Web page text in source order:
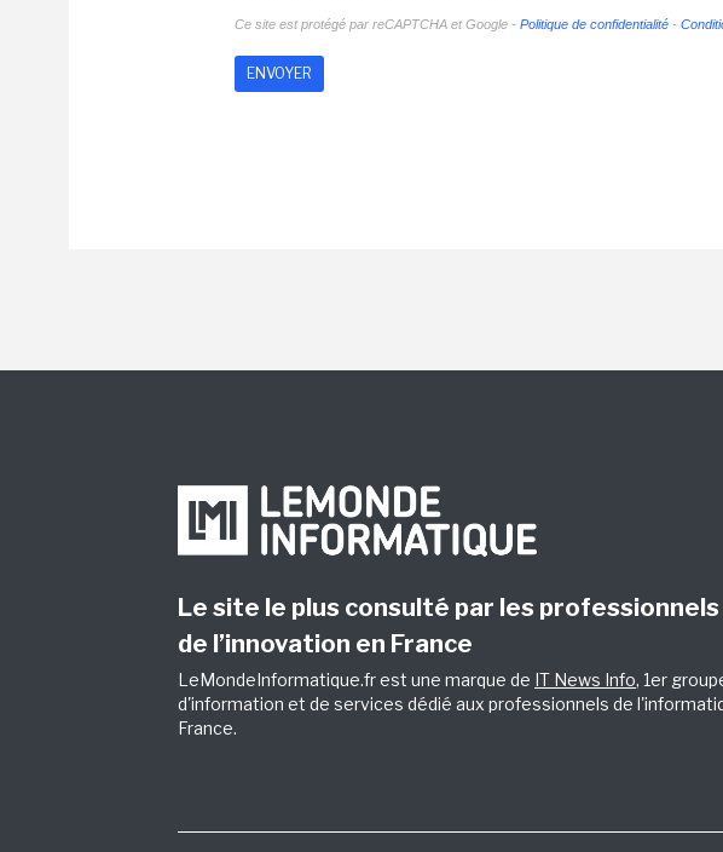
Ce site est protégé par reCAPTCHA et Google - Politique de confidentialité -
Le site le plus consulté par les professionnels
de l’innovation en France
LeMondeInformatique.fr est une marque de IT News Info, 1er
d'information et de services dédié aux professionnels de
France.